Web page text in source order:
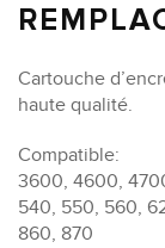
Cartouche
haute qualité.
Compatible:
3600, 4600,
540, 550, 560,
860, 870